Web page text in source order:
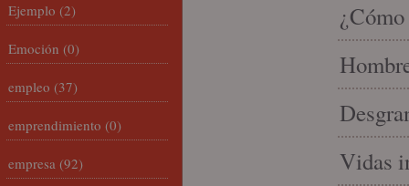
Vidas
Ejemplo (2)
Emoción (0)
empleo (37)
emprendimiento (0)
empresa (92)